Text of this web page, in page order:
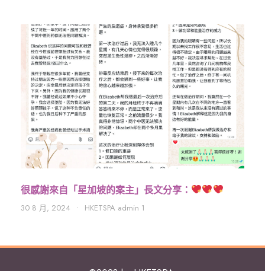
很感謝來自「星加坡的案主」長文分享：
30 8 月, 2024 • HKETSPA admin 1